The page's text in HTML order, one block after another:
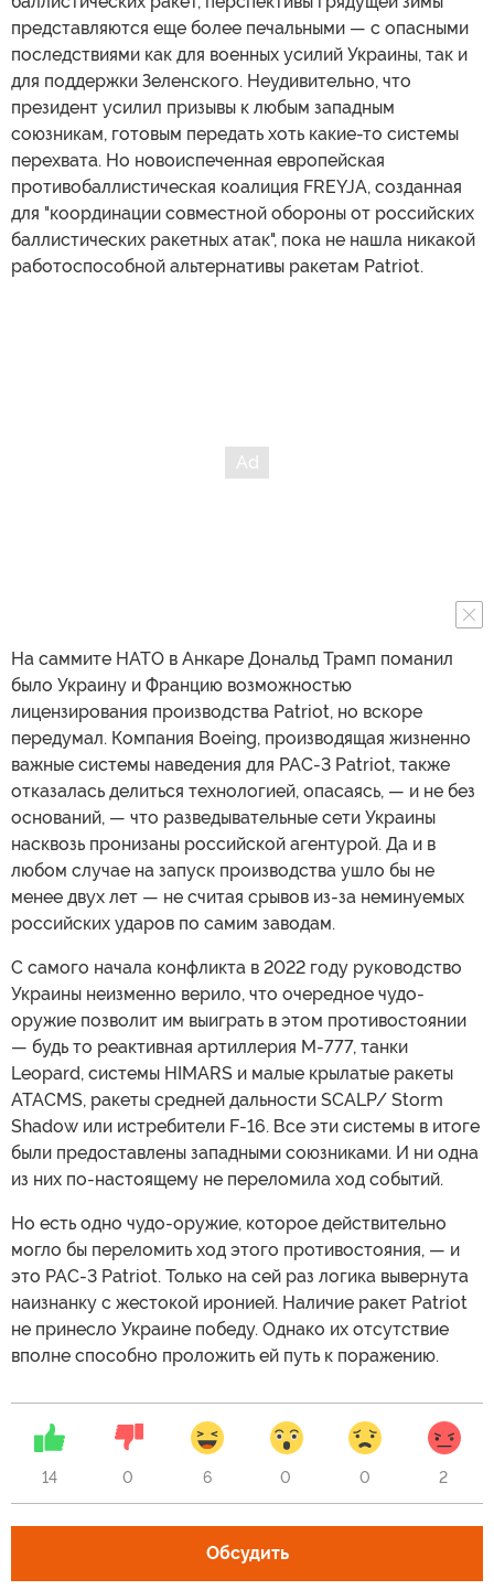
представляются еще более печальными — с опасными
последствиями как для военных усилий Украины, так и
для поддержки Зеленского. Неудивительно, что
президент усилил призывы к любым западным
союзникам, готовым передать хоть какие-то системы
перехвата. Но новоиспеченная европейская
противобаллистическая коалиция FREYJA, созданная
для "координации совместной обороны от российских
баллистических ракетных атак", пока не нашла никакой
работоспособной альтернативы ракетам Patriot.
На саммите НАТО в Анкаре Дональд Трамп поманил
было Украину и Францию возможностью
лицензирования производства Patriot, но вскоре
передумал. Компания Boeing, производящая жизненно
важные системы наведения для PAC-3 Patriot, также
отказалась делиться технологией, опасаясь, — и не без
оснований, — что разведывательные сети Украины
насквозь пронизаны российской агентурой. Да и в
любом случае на запуск производства ушло бы не
менее двух лет — не считая срывов из-за неминуемых
российских ударов по самим заводам.
С самого начала конфликта в 2022 году руководство
Украины неизменно верило, что очередное чудо-
оружие позволит им выиграть в этом противостоянии
— будь то реактивная артиллерия M-777, танки
Leopard, системы HIMARS и малые крылатые ракеты
ATACMS, ракеты средней дальности SCALP/ Storm
Shadow или истребители F-16. Все эти системы в итоге
были предоставлены западными союзниками. И ни одна
из них по-настоящему не переломила ход событий.
Но есть одно чудо-оружие, которое действительно
могло бы переломить ход этого противостояния, — и
это PAC-3 Patriot. Только на сей раз логика вывернута
наизнанку с жестокой иронией. Наличие ракет Patriot
не принесло Украине победу. Однако их отсутствие
вполне способно проложить ей путь к поражению.
14 0 6 0 0 2
Обсудить